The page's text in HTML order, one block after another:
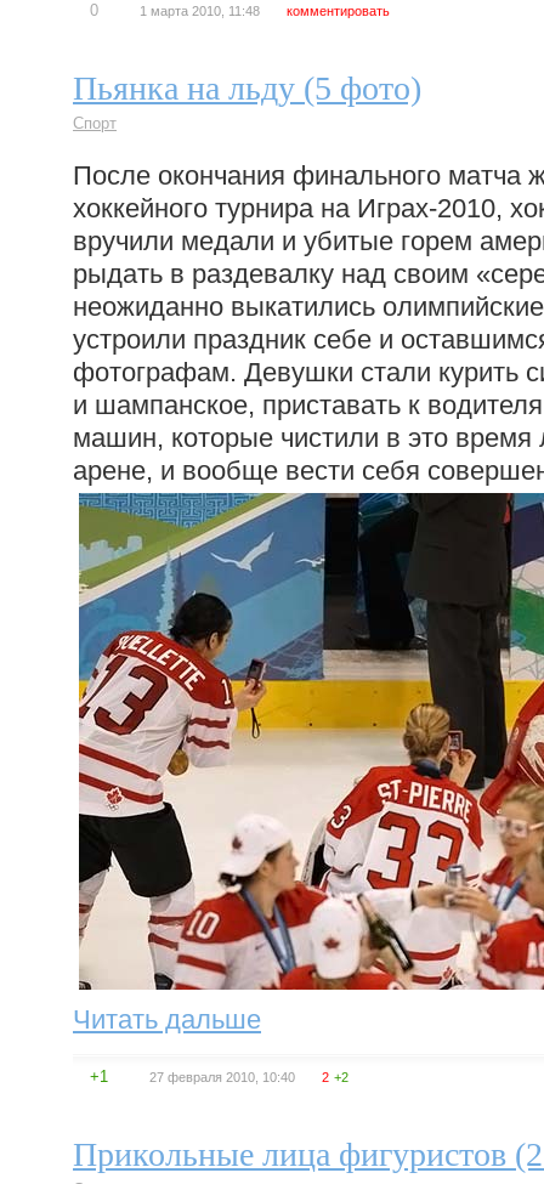
0 1 марта 2010, 11:48 комментировать
Пьянка на льду (5 фото)
Спорт
После окончания финального матча
хоккейного турнира на Играх-2010,
вручили медали и убитые горем
рыдать в раздевалку над своим
неожиданно выкатились
устроили праздник себе и
фотографам. Девушки стали курить
и шампанское, приставать к
машин, которые чистили в это время
арене, и вообще вести себя
Читать дальше
+1 27 февраля 2010, 10:40 2 +2
Прикольные лица фигуристов